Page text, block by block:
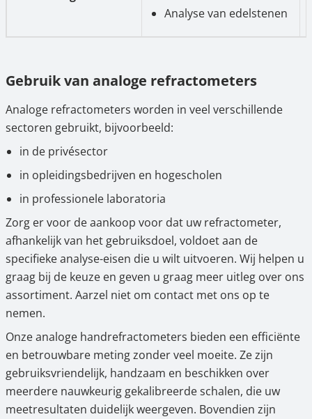
Analyse van edelstenen
Gebruik van analoge refractometers
Analoge refractometers worden in veel verschillende
sectoren gebruikt, bijvoorbeeld:
in de privésector
in opleidingsbedrijven en hogescholen
in professionele laboratoria
Zorg er voor de aankoop voor dat uw refractometer,
afhankelijk van het gebruiksdoel, voldoet aan de
specifieke analyse-eisen die u wilt uitvoeren. Wij helpen u
graag bij de keuze en geven u graag meer uitleg over ons
assortiment. Aarzel niet om contact met ons op te
nemen.
Onze analoge handrefractometers bieden een efficiënte
en betrouwbare meting zonder veel moeite. Ze zijn
gebruiksvriendelijk, handzaam en beschikken over
meerdere nauwkeurig gekalibreerde schalen, die uw
meetresultaten duidelijk weergeven. Bovendien zijn